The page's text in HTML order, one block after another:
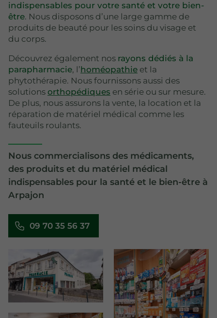
indispensables pour votre santé et votre bien-
être. Nous disposons d’une large gamme de
produits de beauté pour les soins du visage et
du corps.
Découvrez également nos rayons dédiés à la
parapharmacie, l’homéopathie et la
phytothérapie. Nous fournissons aussi des
solutions orthopédiques en série ou sur mesure.
De plus, nous assurons la vente, la location et la
réparation de matériel médical comme les
fauteuils roulants.
Nous commercialisons des médicaments,
des produits et du matériel médical
indispensables pour la santé et le bien-être à
Arpajon
09 70 35 56 37